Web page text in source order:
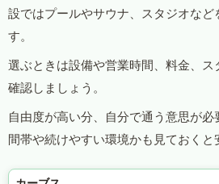
設ではプールやサウナ、スタジオなど
す。
選ぶときは設備や営業時間、料金、
確認しましょう。
自由度が高い分、自分で通う意思が
間帯や続けやすい環境かも見ておくと